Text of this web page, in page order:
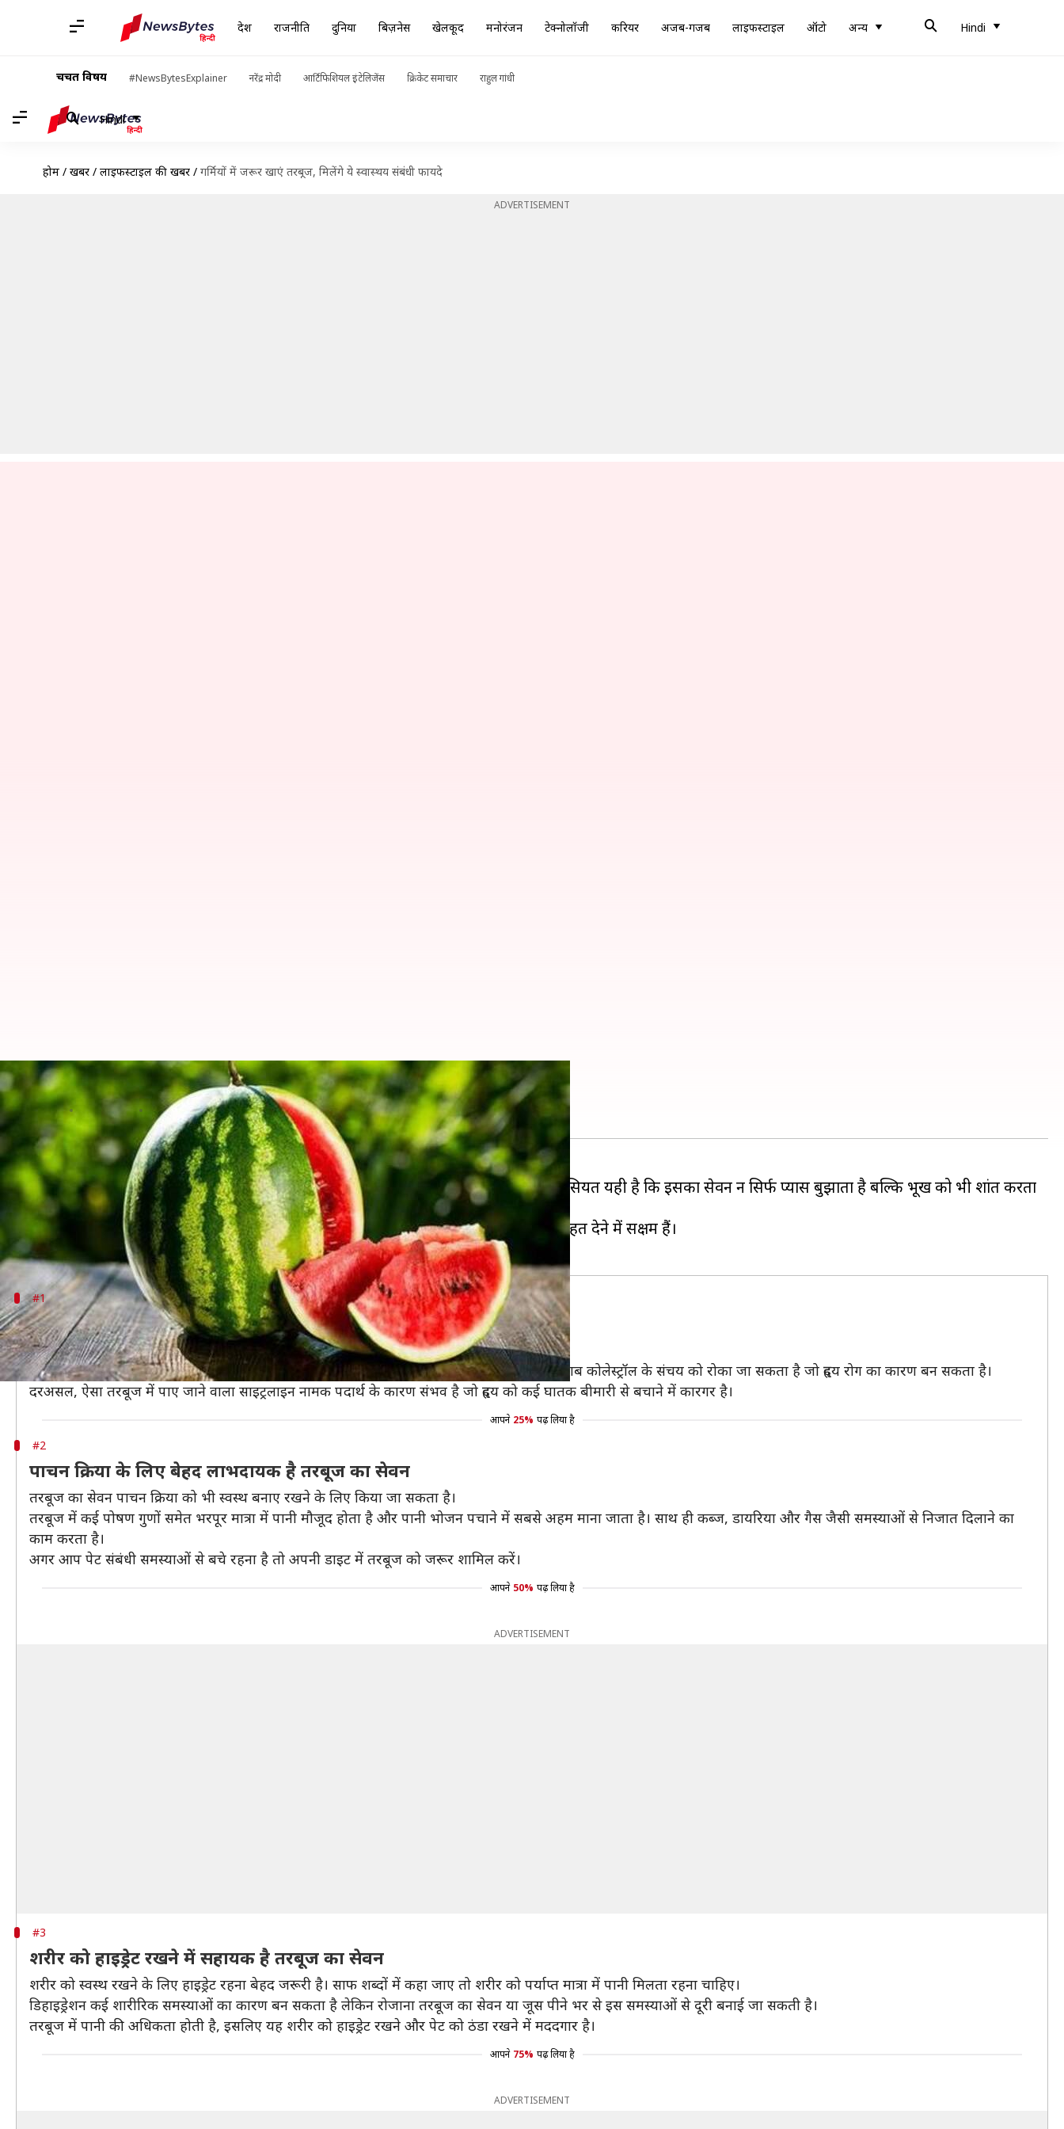
देश राजनीति दुनिया बिज़नेस खेलकूद मनोरंजन टेक्नोलॉजी करियर अजब-गजब लाइफस्टाइल ऑटो अन्य Hindi
चर्चित विषय #NewsBytesExplainer नरेंद्र मोदी आर्टिफिशियल इंटेलिजेंस क्रिकेट समाचार राहुल गांधी
Hindi
होम / खबरें / लाइफस्टाइल की खबरें / गर्मियों में जरूर खाएं तरबूज, मिलेंगे ये स्वास्थय संबंधी फायदे
ADVERTISEMENT
गर्मियों में जरूर खाएं तरबूज, मिलेंगे ये स्वास्थय संबंधी फायदे
लेखन अंजली Apr 29, 2020 08:08 pm
क्या है खबर?
शायद ही गर्मी के मौसम में तरबूज के सेवन से अच्छा विकल्प हो। इस मौसमी फल की सबसे बड़ी खासियत यही है कि इसका सेवन न सिर्फ प्यास बुझाता है बल्कि भूख को भी शांत करता
है।
इतना ही नहीं, इसमें कई तरह के पोषक गुण शामिल हैं जो विभिन्न तरह की शारीरिक समस्याओं से राहत देने में सक्षम हैं।
#1
हृदय समस्याओं से बचे रहने के लिए करें तरबूज का सेवन
तरबूज का सेवन हृदय स्वास्थ्य के लिए एक तरह से वरदान समान है।
कई अध्ययनों पर गौर फरमाया जाए तो नियमित तौर पर तरबूज का सेवन करने या इसका जूस पीने से खराब कोलेस्ट्रॉल के संचय को रोका जा सकता है जो हृदय रोग का कारण बन सकता है।
दरअसल, ऐसा तरबूज में पाए जाने वाला साइट्रलाइन नामक पदार्थ के कारण संभव है जो हृदय को कई घातक बीमारी से बचाने में कारगर है।
आपने 25% पढ़ लिया है
#2
पाचन क्रिया के लिए बेहद लाभदायक है तरबूज का सेवन
तरबूज का सेवन पाचन क्रिया को भी स्वस्थ बनाए रखने के लिए किया जा सकता है।
तरबूज में कई पोषण गुणों समेत भरपूर मात्रा में पानी मौजूद होता है और पानी भोजन पचाने में सबसे अहम माना जाता है। साथ ही कब्ज, डायरिया और गैस जैसी समस्याओं से निजात दिलाने का
काम करता है।
अगर आप पेट संबंधी समस्याओं से बचे रहना है तो अपनी डाइट में तरबूज को जरूर शामिल करें।
आपने 50% पढ़ लिया है
ADVERTISEMENT
#3
शरीर को हाइड्रेट रखने में सहायक है तरबूज का सेवन
शरीर को स्वस्थ रखने के लिए हाइड्रेट रहना बेहद जरूरी है। साफ शब्दों में कहा जाए तो शरीर को पर्याप्त मात्रा में पानी मिलता रहना चाहिए।
डिहाइड्रेशन कई शारीरिक समस्याओं का कारण बन सकता है लेकिन रोजाना तरबूज का सेवन या जूस पीने भर से इस समस्याओं से दूरी बनाई जा सकती है।
तरबूज में पानी की अधिकता होती है, इसलिए यह शरीर को हाइड्रेट रखने और पेट को ठंडा रखने में मददगार है।
आपने 75% पढ़ लिया है
ADVERTISEMENT